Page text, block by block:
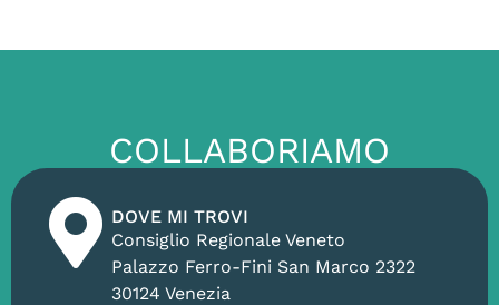
COLLABORIAMO
DOVE MI TROVI
Consiglio Regionale Veneto
Palazzo Ferro-Fini San Marco 2322
30124 Venezia